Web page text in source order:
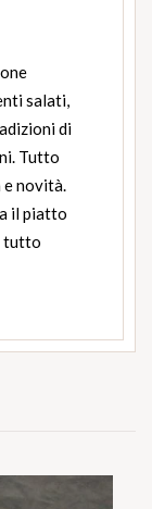
salati,
di
Tutto
e novità.
il piatto
tutto